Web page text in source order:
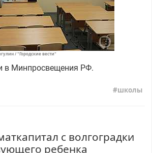
/ "Городские вести"
в Минпросвещения РФ.
школы
с волгоградки
ребенка